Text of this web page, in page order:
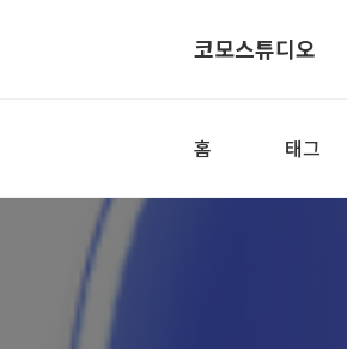
코모스튜디오
홈 태그